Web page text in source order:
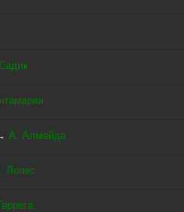
А. Алмейда
Лопес